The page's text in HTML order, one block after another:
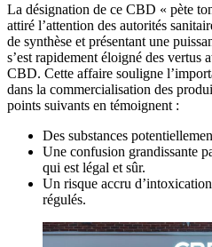
La désignation de ce CBD « pète
attiré l’attention des autorités
de synthèse et présentant une
s’est rapidement éloigné des vertus
CBD. Cette affaire souligne
dans la commercialisation des
points suivants en témoignent :
Des substances
Une confusion grandissante
qui est légal et sûr.
Un risque accru
régulés.